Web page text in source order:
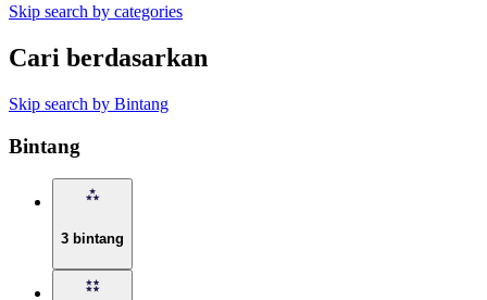
Skip search by categories
Cari berdasarkan
Skip search by Bintang
Bintang
3 bintang